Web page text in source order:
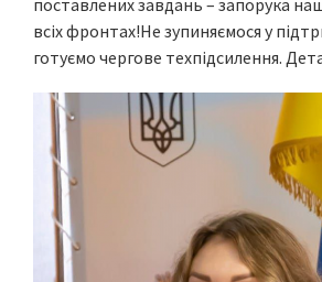
поставлених завдань – запорука
всіх фронтах!Не зупиняємося у
готуємо чергове техпідсилення.